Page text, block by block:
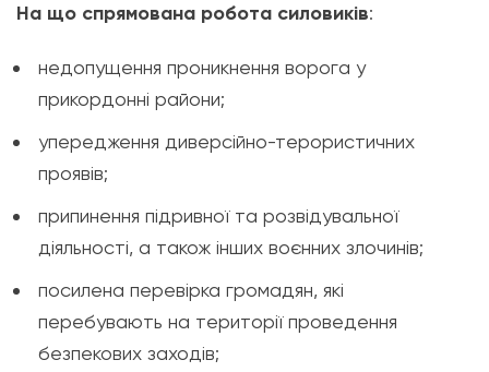
На що спрямована робота силовиків:
недопущення проникнення ворога у
прикордонні райони;
упередження диверсійно-терористичних
проявів;
припинення підривної та розвідувальної
діяльності, а також інших воєнних злочинів;
посилена перевірка громадян, які
перебувають на території проведення
безпекових заходів;